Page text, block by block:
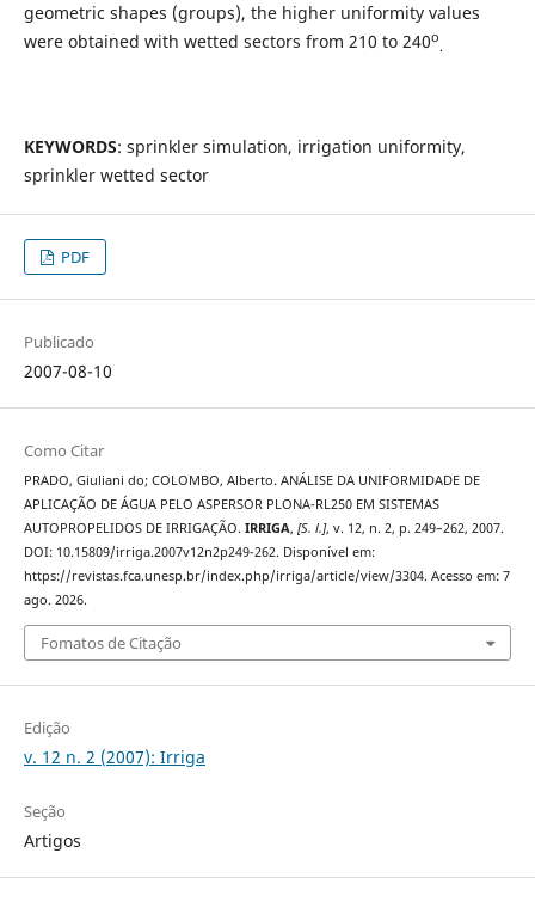
geometric shapes (groups), the higher uniformity values
were obtained with wetted sectors from 210 to 240o
.
KEYWORDS: sprinkler simulation, irrigation uniformity,
sprinkler wetted sector
PDF
Publicado
2007-08-10
Como Citar
PRADO, Giuliani do; COLOMBO, Alberto. ANÁLISE DA UNIFORMIDADE DE
APLICAÇÃO DE ÁGUA PELO ASPERSOR PLONA-RL250 EM SISTEMAS
AUTOPROPELIDOS DE IRRIGAÇÃO. IRRIGA, [S. l.], v. 12, n. 2, p. 249–262, 2007.
DOI: 10.15809/irriga.2007v12n2p249-262. Disponível em:
https://revistas.fca.unesp.br/index.php/irriga/article/view/3304. Acesso em: 7
ago. 2026.
Fomatos de Citação
Edição
v. 12 n. 2 (2007): Irriga
Seção
Artigos